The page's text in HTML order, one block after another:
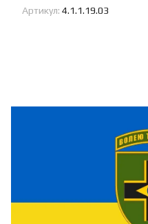
Артикул: 4.1.1.19.03